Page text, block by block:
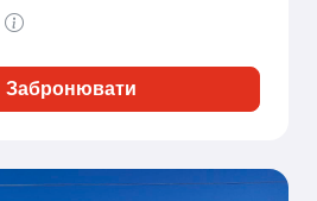
Забронювати